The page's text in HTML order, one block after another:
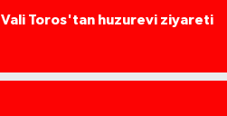
Vali Toros'tan huzurevi ziyareti